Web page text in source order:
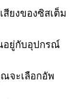
ยงของซิสเต็ม
อยู่กับอุปกรณ์
จะเลือกอัพ